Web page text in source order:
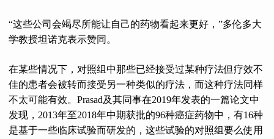
“这些公司会竭尽所能让自己的药物看起来更好，”多伦多大
学教授坦诺克表示赞同。
在某些情况下，对照组中那些已经接受过某种疗法但疗效不
佳的患者会被转而接受另一种类似的疗法，而这种疗法同样
不太可能有效。Prasad及其同事在2019年发表的一篇论文中
发现，2013年至2018年中期获批的96种癌症药物中，有16种
是基于一些临床试验而研发的，这些试验的对照组要么使用